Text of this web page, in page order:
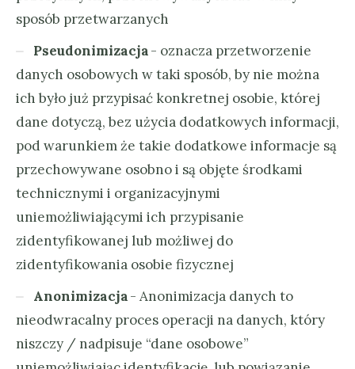
sposób przetwarzanych
Pseudonimizacja- oznacza przetworzenie
danych osobowych w taki sposób, by nie można
ich było już przypisać konkretnej osobie, której
dane dotyczą, bez użycia dodatkowych informacji,
pod warunkiem że takie dodatkowe informacje są
przechowywane osobno i są objęte środkami
technicznymi i organizacyjnymi
uniemożliwiającymi ich przypisanie
zidentyfikowanej lub możliwej do
zidentyfikowania osobie fizycznej
Anonimizacja- Anonimizacja danych to
nieodwracalny proces operacji na danych, który
niszczy / nadpisuje “dane osobowe”